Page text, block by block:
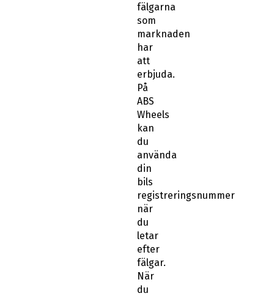
fälgarna
som
marknaden
har
att
erbjuda.
På
ABS
Wheels
kan
du
använda
din
bils
registreringsnummer
när
du
letar
efter
fälgar.
När
du